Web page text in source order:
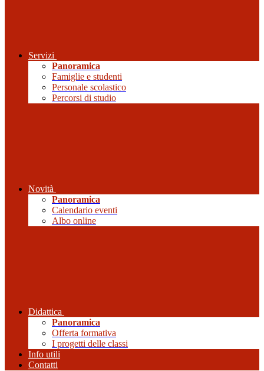
Servizi
Panoramica
Famiglie e studenti
Personale scolastico
Percorsi di studio
Novità
Panoramica
Calendario eventi
Albo online
Didattica
Panoramica
Offerta formativa
I progetti delle classi
Info utili
Contatti